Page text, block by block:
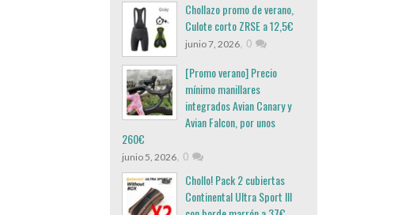
Chollazo promo de verano,
Culote corto ZRSE a 12,5€
junio 7, 2026, 0
[Promo verano] Precio
mínimo manillares
integrados Avian Canary y
Avian Falcon, por unos
260€
junio 5, 2026, 0
Chollo! Pack 2 cubiertas
Continental Ultra Sport III